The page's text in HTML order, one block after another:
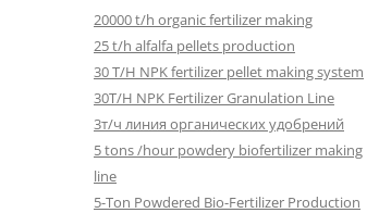
20000 t/h organic fertilizer making
25 t/h alfalfa pellets production
30 T/H NPK fertilizer pellet making system
30T/H NPK Fertilizer Granulation Line
3т/ч линия органических удобрений
5 tons /hour powdery biofertilizer making
line
5-Ton Powdered Bio-Fertilizer Production